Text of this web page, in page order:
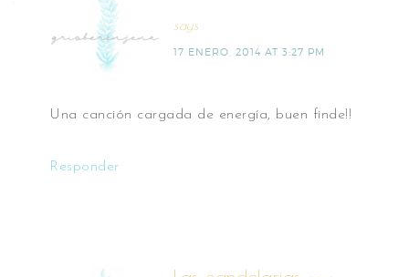
says
17 ENERO, 2014 AT 3:27 PM
Una canción cargada de energía, buen finde!!
Responder